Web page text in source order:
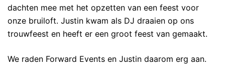
dachten mee met het opzetten van een feest voor
onze bruiloft. Justin kwam als DJ draaien op ons
trouwfeest en heeft er een groot feest van gemaakt.
We raden Forward Events en Justin daarom erg aan.